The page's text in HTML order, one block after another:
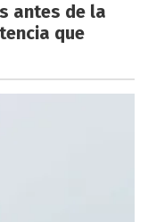
antes de la
que